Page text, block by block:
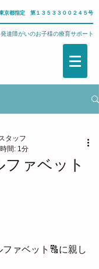
京都指定 第１３５３３００２４５号
達障がいのお子様の療育サポート
ァベット
タッフ
間: 1分
ァベット🔠に親し